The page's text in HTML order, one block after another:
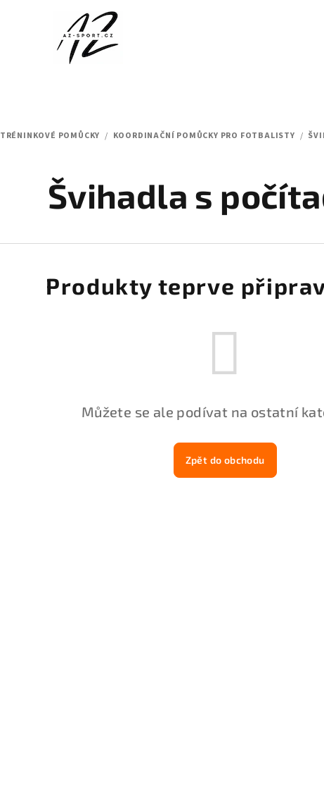
TRÉNINKOVÉ POMŮCKY / KOORDINAČNÍ POMŮCKY PRO FOTBALISTY /
Švihadla s
Produkty teprve
Můžete se ale podívat na ostatní
Zpět do obchodu